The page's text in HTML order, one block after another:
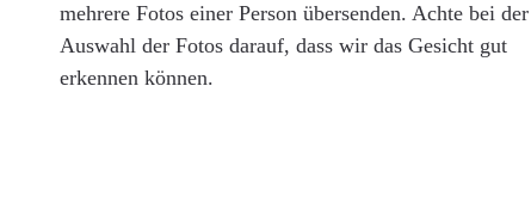
mehrere Fotos einer Person übersenden. Achte bei der
Auswahl der Fotos darauf, dass wir das Gesicht gut
erkennen können.